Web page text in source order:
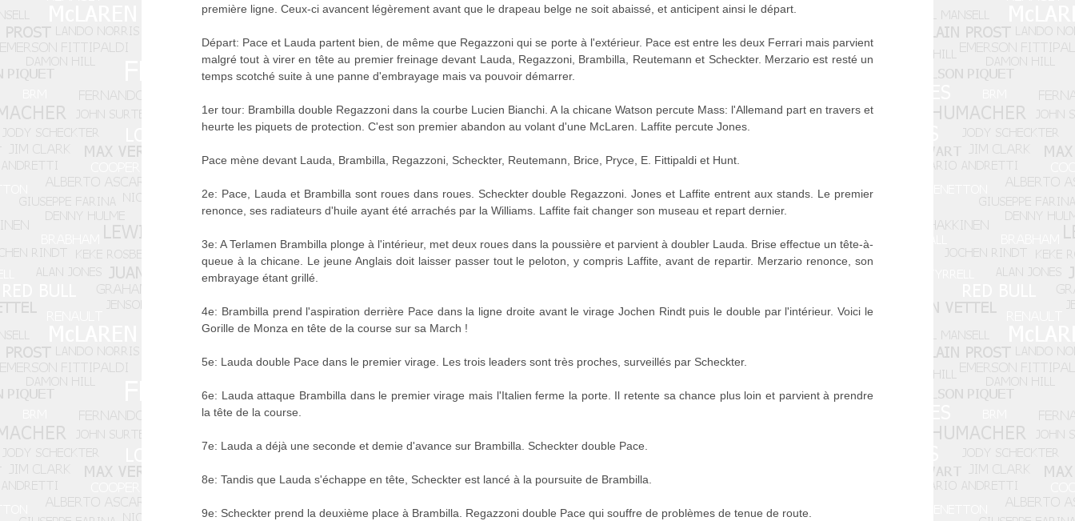
première ligne. Ceux-ci avancent légèrement avant que le drapeau belge ne soit abaissé, et anticipent ainsi le départ.
Départ: Pace et Lauda partent bien, de même que Regazzoni qui se porte à l'extérieur. Pace est entre les deux Ferrari mais parvient
malgré tout à virer en tête au premier freinage devant Lauda, Regazzoni, Brambilla, Reutemann et Scheckter. Merzario est resté un
temps scotché suite à une panne d'embrayage mais va pouvoir démarrer.
1er tour: Brambilla double Regazzoni dans la courbe Lucien Bianchi. A la chicane Watson percute Mass: l'Allemand part en travers et
heurte les piquets de protection. C'est son premier abandon au volant d'une McLaren. Laffite percute Jones.
Pace mène devant Lauda, Brambilla, Regazzoni, Scheckter, Reutemann, Brice, Pryce, E. Fittipaldi et Hunt.
2e: Pace, Lauda et Brambilla sont roues dans roues. Scheckter double Regazzoni. Jones et Laffite entrent aux stands. Le premier
renonce, ses radiateurs d'huile ayant été arrachés par la Williams. Laffite fait changer son museau et repart dernier.
3e: A Terlamen Brambilla plonge à l'intérieur, met deux roues dans la poussière et parvient à doubler Lauda. Brise effectue un tête-à-
queue à la chicane. Le jeune Anglais doit laisser passer tout le peloton, y compris Laffite, avant de repartir. Merzario renonce, son
embrayage étant grillé.
4e: Brambilla prend l'aspiration derrière Pace dans la ligne droite avant le virage Jochen Rindt puis le double par l'intérieur. Voici le
Gorille de Monza en tête de la course sur sa March !
5e: Lauda double Pace dans le premier virage. Les trois leaders sont très proches, surveillés par Scheckter.
6e: Lauda attaque Brambilla dans le premier virage mais l'Italien ferme la porte. Il retente sa chance plus loin et parvient à prendre
la tête de la course.
7e: Lauda a déjà une seconde et demie d'avance sur Brambilla. Scheckter double Pace.
8e: Tandis que Lauda s'échappe en tête, Scheckter est lancé à la poursuite de Brambilla.
9e: Scheckter prend la deuxième place à Brambilla. Regazzoni double Pace qui souffre de problèmes de tenue de route.